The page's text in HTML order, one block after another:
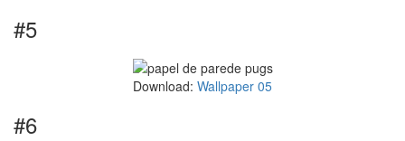
#5
Download: Wallpaper 05
#6